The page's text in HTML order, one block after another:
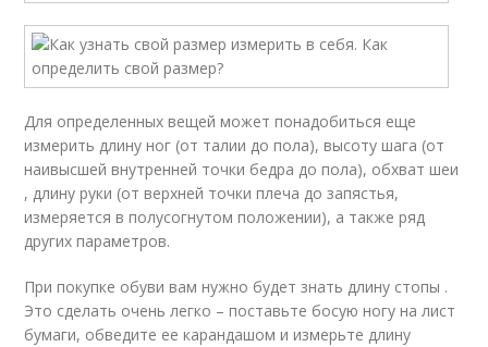
Для определенных вещей может понадобиться еще
измерить длину ног (от талии до пола), высоту шага (от
наивысшей внутренней точки бедра до пола), обхват шеи
, длину руки (от верхней точки плеча до запястья,
измеряется в полусогнутом положении), а также ряд
других параметров.
При покупке обуви вам нужно будет знать длину стопы .
Это сделать очень легко – поставьте босую ногу на лист
бумаги, обведите ее карандашом и измерьте длину